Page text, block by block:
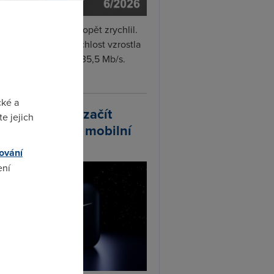
Fi internet v červnu opět zrychlil.
naměřená rychlost vzrostla
o 4 % na 35,5 Mb/s.
plánuje začít
vlastní mobilní
a
jejich